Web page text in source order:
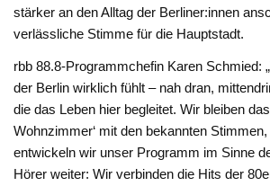
stärker an den Alltag der Berliner:innen
verlässliche Stimme für die Hauptstadt.
rbb 88.8-Programmchefin Karen Schmied:
der Berlin wirklich fühlt – nah dran,
die das Leben hier begleitet. Wir bleiben
Wohnzimmer‘ mit den bekannten
entwickeln wir unser Programm im Sinne
Hörer weiter: Wir verbinden die Hits der